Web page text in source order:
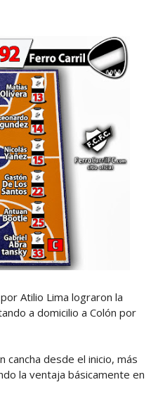
Atilio Lima lograron la
a domicilio a Colón por
desde el inicio, más
la ventaja básicamente en